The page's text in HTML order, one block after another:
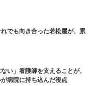
でも向き合った若松屋が、累
い」看護師を支えることが、
病院に持ち込んだ視点